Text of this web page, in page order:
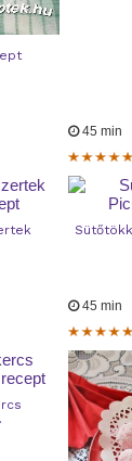
45 min
45 min